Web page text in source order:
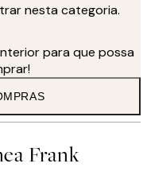
elemento que fala
camadas,
peças de arte pelas
são sempre uma
floresceu desde
nesta categoria.
para que possa
Frank